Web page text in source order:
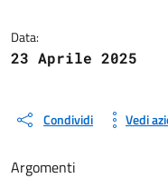
Data:
23 Aprile 2025
Condividi Vedi
Argomenti